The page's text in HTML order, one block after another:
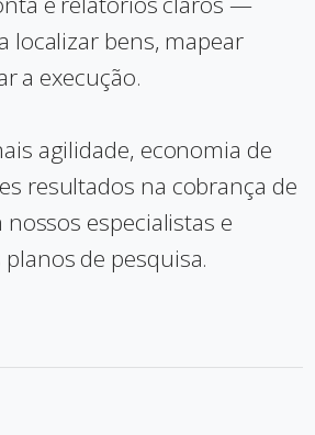
localizar bens, mapear
a execução.
agilidade, economia de
resultados na cobrança de
especialistas e
de pesquisa.